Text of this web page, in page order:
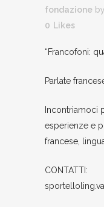
fondazione by
0 Likes
“Francofoni:
Parlate
Incontriamoci
esperienze e
francese,
CONTATTI: